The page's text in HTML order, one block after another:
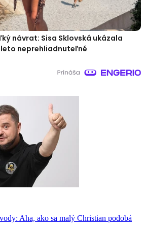
návrat: Sisa Sklovská ukázala
neprehliadnuteľné
Aha, ako sa malý Christian podobá